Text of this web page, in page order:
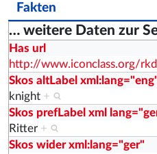
Fakten
… weitere Daten zur
Has url
http://www.iconclass.org/
Skos altLabel
knight +
Skos prefLabel xml
Ritter +
Skos wider xml:lang="ger"